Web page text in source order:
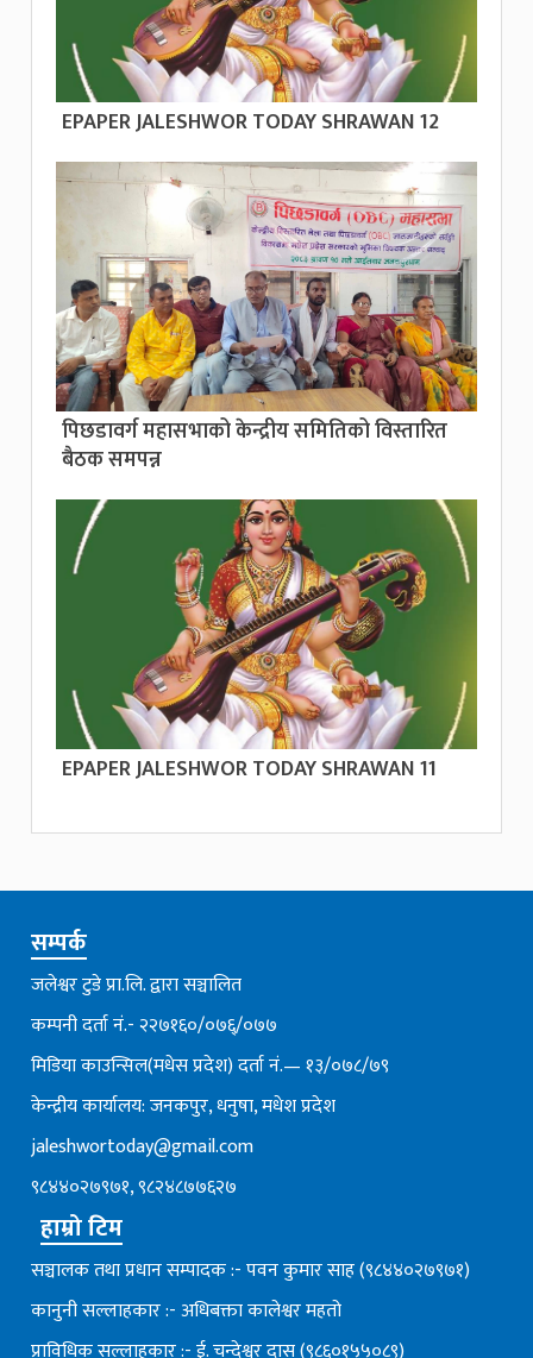
EPAPER JALESHWOR TODAY SHRAWAN 12
पिछडावर्ग महासभाको केन्द्रीय समितिको विस्तारित
बैठक समपन्न
EPAPER JALESHWOR TODAY SHRAWAN 11
सम्पर्क
जलेश्वर टुडे प्रा.लि. द्वारा सञ्चालित
कम्पनी दर्ता नं.- २२७१६०/०७६्/०७७
मिडिया काउन्सिल(मधेस प्रदेश) दर्ता नं.— १३/०७८/७९
केन्द्रीय कार्यालय: जनकपुर, धनुषा, मधेश प्रदेश
jaleshwortoday@gmail.com
९८४४०२७९७१, ९८२४८७७६२७
हाम्रो टिम
सञ्चालक तथा प्रधान सम्पादक :- पवन कुमार साह (९८४४०२७९७१)
कानुनी सल्लाहकार :- अधिबक्ता कालेश्वर महतो
प्राविधिक सल्लाहकार :- ई. चन्देश्वर दास (९८६०१५५०८९)